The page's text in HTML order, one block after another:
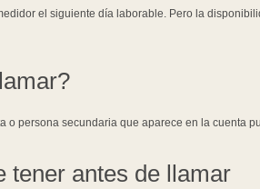
el siguiente día laborable. Pero la
o persona secundaria que aparece en la cuenta
tener antes de llamar